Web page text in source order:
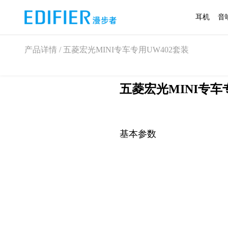
耳机 音
产品详情 / 五菱宏光MINI专车专用UW402套装
五菱宏光MINI专车
基本参数